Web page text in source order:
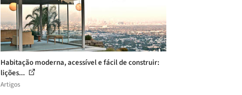
Habitação moderna, acessível e fácil de construir:
lições...
Artigos